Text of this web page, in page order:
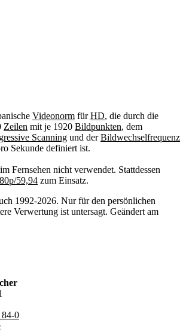
Videonorm fürHD, die durch die
Zeilen mit je 1920 Bildpunkten, dem
Scanning und derBildwechselfrequenz
Sekunde definiert ist.
Fernsehen nicht verwendet. Stattdessen
59,94 zum Einsatz.
1992-2026. Nur für den persönlichen
Verwertung ist untersagt. Geändert am
84-0